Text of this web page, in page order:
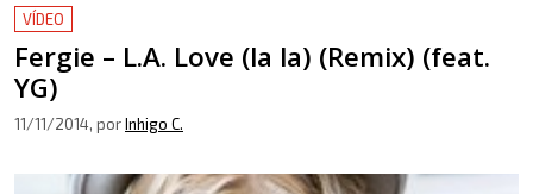
VÍDEO
Fergie – L.A. Love (la la) (Remix) (feat.
YG)
11/11/2014, porInhigo C.